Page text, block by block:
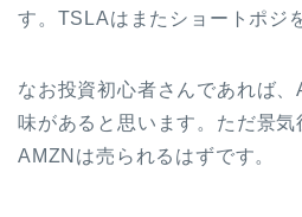
す。TSLAはまたショートポジ
なお投資初心者さんであれば
味があると思います。ただ景気
AMZNは売られるはずです。